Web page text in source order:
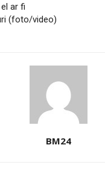
ar fi
(foto/video)
BM24